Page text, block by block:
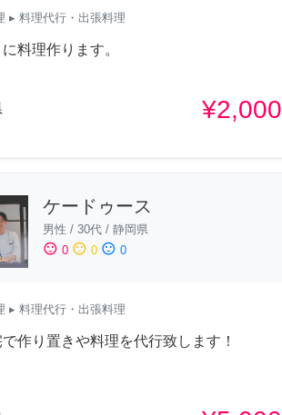
▸ 料理代行・出張料理
料理作ります。
¥2,000
ケードゥース
男性 / 30代/ 静岡県
sentiment_satisfied 0 sentiment_neutral 0 sentiment_dissatisfied 0
▸ 料理代行・出張料理
で作り置きや料理を代行致します！